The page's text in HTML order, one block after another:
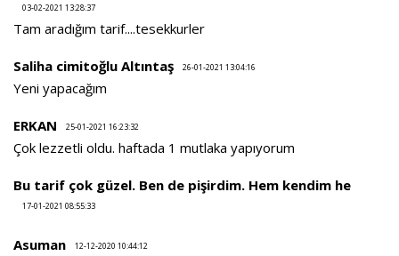
03-02-2021 13:28:37
Tam aradığım tarif....tesekkurler
Saliha cimitoğlu Altıntaş 26-01-2021 13:04:16
Yeni yapacağım
ERKAN 25-01-2021 16:23:32
Çok lezzetli oldu. haftada 1 mutlaka yapıyorum
Bu tarif çok güzel. Ben de pişirdim. Hem kendim he
17-01-2021 08:55:33
Asuman 12-12-2020 10:44:12